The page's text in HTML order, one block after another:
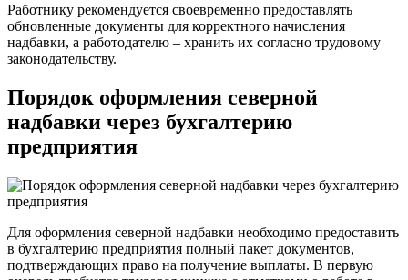
Работнику рекомендуется своевременно предоставлять
обновленные документы для корректного начисления
надбавки, а работодателю – хранить их согласно трудовому
законодательству.
Порядок оформления северной
надбавки через бухгалтерию
предприятия
Для оформления северной надбавки необходимо предоставить
в бухгалтерию предприятия полный пакет документов,
подтверждающих право на получение выплаты. В первую